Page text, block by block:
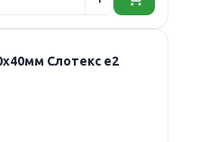
Слотекс е2